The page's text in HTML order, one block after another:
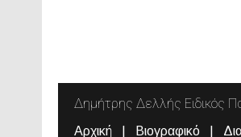
Δημήτρης Δελλής Ειδικός
Αρχική Βιογραφικό